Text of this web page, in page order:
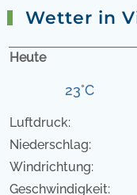
Wetter in
Heute
23°C
Luftdruck:
Niederschlag:
Windrichtung:
Geschwindigkeit: